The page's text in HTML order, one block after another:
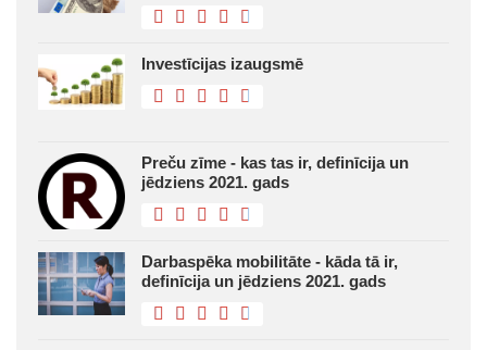
Investīcijas izaugsmē
Preču zīme - kas tas ir, definīcija un
jēdziens 2021. gads
Darbaspēka mobilitāte - kāda tā ir,
definīcija un jēdziens 2021. gads